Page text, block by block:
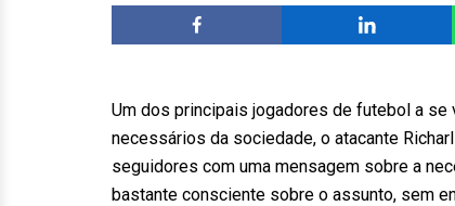
Um dos principais jogadores de futebol a
necessários da sociedade, o atacante
seguidores com uma mensagem sobre a
bastante consciente sobre o assunto, sem